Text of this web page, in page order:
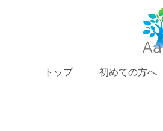
トップ 初めての方へ